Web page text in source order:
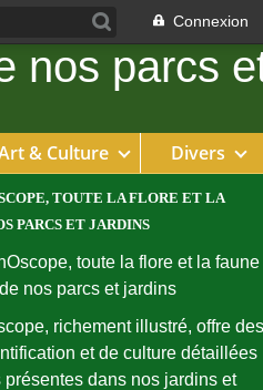
Connexion
& Culture Divers
TOUTE LA FLORE ET LA
PARCS ET JARDINS
richement illustré, offre des
et de culture détaillées
présentes dans nos jardins et